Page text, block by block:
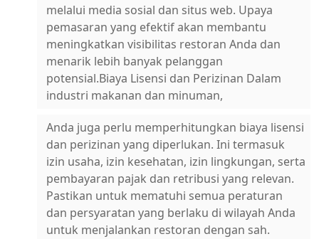
melalui media sosial dan situs web. Upaya
pemasaran yang efektif akan membantu
meningkatkan visibilitas restoran Anda dan
menarik lebih banyak pelanggan
potensial.Biaya Lisensi dan Perizinan Dalam
industri makanan dan minuman,
Anda juga perlu memperhitungkan biaya lisensi
dan perizinan yang diperlukan. Ini termasuk
izin usaha, izin kesehatan, izin lingkungan, serta
pembayaran pajak dan retribusi yang relevan.
Pastikan untuk mematuhi semua peraturan
dan persyaratan yang berlaku di wilayah Anda
untuk menjalankan restoran dengan sah.